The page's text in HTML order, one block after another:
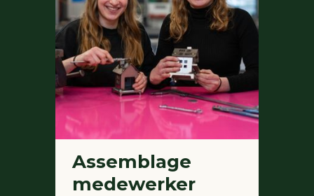
Assemblage
medewerker